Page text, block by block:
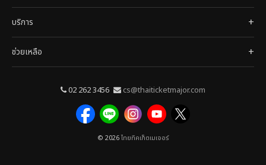
บริการ
ช่วยเหลือ
02 262 3456 cs@thaiticketmajor.com
© 2026ไทยทิคเก็ตเมเจอร์